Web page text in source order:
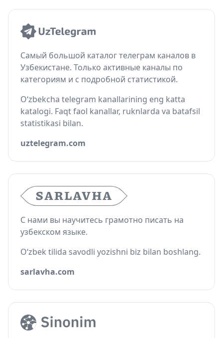
Самый большой каталог телеграм каналов в
Узбекистане. Только активные каналы по
категориям и с подробной статистикой.
O‘zbekcha telegram kanallarining eng katta
katalogi. Faqt faol kanallar, ruknlarda va batafsil
statistikasi bilan.
uztelegram.com
С нами вы научитесь грамотно писать на
узбекском языке.
O‘zbek tilida savodli yozishni biz bilan boshlang.
sarlavha.com